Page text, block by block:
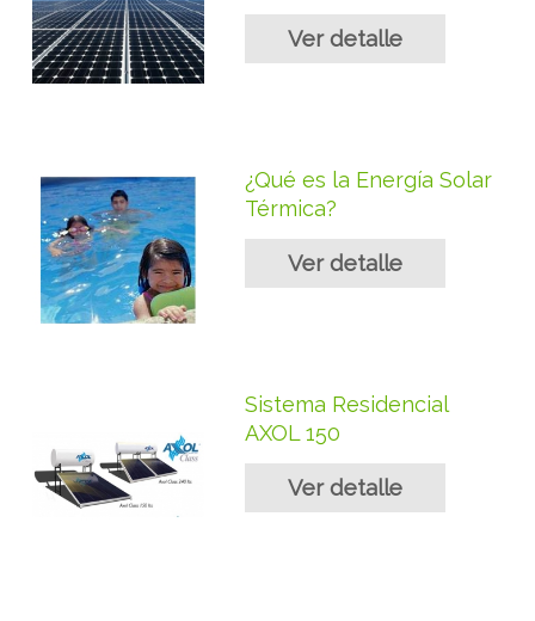
Ver detalle
¿Qué es la Energía Solar
Térmica?
Ver detalle
Sistema Residencial
AXOL 150
Ver detalle